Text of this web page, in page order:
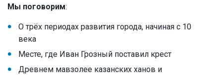
Мы поговорим:
О трёх периодах развития города, начиная с 10
века
Месте, где Иван Грозный поставил крест
Древнем мавзолее казанских ханов и